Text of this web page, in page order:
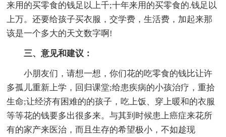
来用的买零食的钱足以上千;十年来用的买零食的.钱足以
上万。还要给孩子买衣服，交学费，生活费，加起来那
该是一个多大的天文数字啊!
三、意见和建议：
小朋友们，请想一想，你们花的吃零食的钱比让许
多孤儿重新上学，回归课堂;给患疾病的小孩治疗，重拾
生命;让经济有困难的的孩子，吃上饭、穿上暖和的衣服
等等花的钱要多出很多来。与其到时候患上癌症来花所
有的家产来医治，而且生存的希望极小，不如趁现